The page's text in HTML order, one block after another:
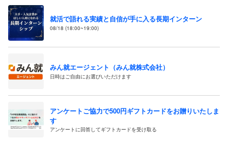
就活で語れる実績と自信が手に入る長期インターン
08/18 (18:00~19:00)
みん就エージェント（みん就株式会社）
日時はご自由にお選びいただけます
アンケートご協力で500円ギフトカードをお贈りいたしま
す
アンケートに回答してギフトカードを受け取る